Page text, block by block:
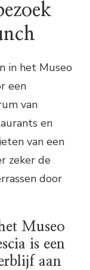
in het Museo
een
van
en
van een
zeker de
door
Museo
is een
aan